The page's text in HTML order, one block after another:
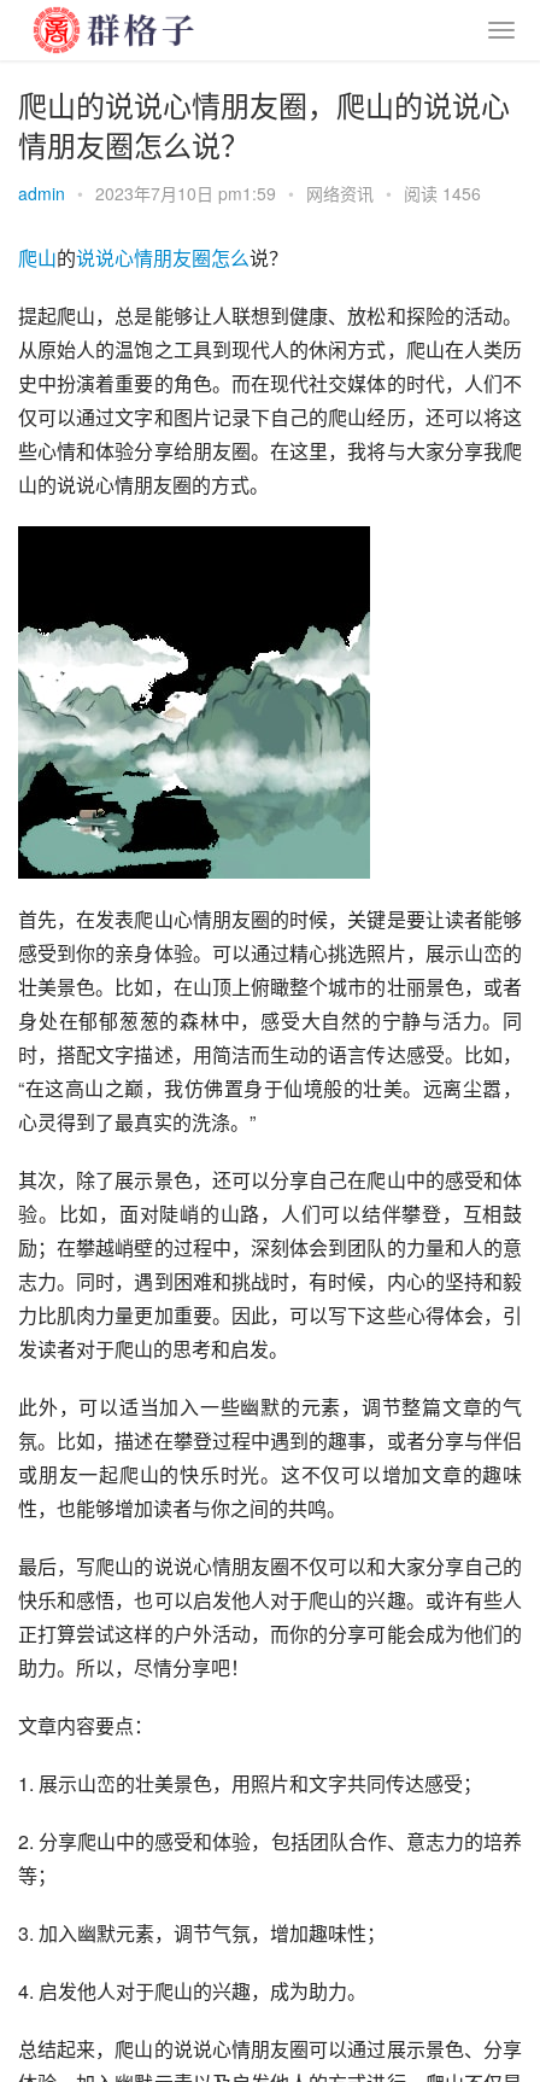
爬山的说说心情朋友圈，爬山的说说心
情朋友圈怎么说？
admin • 2023年7月10日 pm1:59 • 网络资讯 • 阅读 1456
爬山的说说心情朋友圈怎么说？
提起爬山，总是能够让人联想到健康、放松和探险的活动。
从原始人的温饱之工具到现代人的休闲方式，爬山在人类历
史中扮演着重要的角色。而在现代社交媒体的时代，人们不
仅可以通过文字和图片记录下自己的爬山经历，还可以将这
些心情和体验分享给朋友圈。在这里，我将与大家分享我爬
山的说说心情朋友圈的方式。
首先，在发表爬山心情朋友圈的时候，关键是要让读者能够
感受到你的亲身体验。可以通过精心挑选照片，展示山峦的
壮美景色。比如，在山顶上俯瞰整个城市的壮丽景色，或者
身处在郁郁葱葱的森林中，感受大自然的宁静与活力。同
时，搭配文字描述，用简洁而生动的语言传达感受。比如，
“在这高山之巅，我仿佛置身于仙境般的壮美。远离尘嚣，
心灵得到了最真实的洗涤。”
其次，除了展示景色，还可以分享自己在爬山中的感受和体
验。比如，面对陡峭的山路，人们可以结伴攀登，互相鼓
励；在攀越峭壁的过程中，深刻体会到团队的力量和人的意
志力。同时，遇到困难和挑战时，有时候，内心的坚持和毅
力比肌肉力量更加重要。因此，可以写下这些心得体会，引
发读者对于爬山的思考和启发。
此外，可以适当加入一些幽默的元素，调节整篇文章的气
氛。比如，描述在攀登过程中遇到的趣事，或者分享与伴侣
或朋友一起爬山的快乐时光。这不仅可以增加文章的趣味
性，也能够增加读者与你之间的共鸣。
最后，写爬山的说说心情朋友圈不仅可以和大家分享自己的
快乐和感悟，也可以启发他人对于爬山的兴趣。或许有些人
正打算尝试这样的户外活动，而你的分享可能会成为他们的
助力。所以，尽情分享吧！
文章内容要点：
1. 展示山峦的壮美景色，用照片和文字共同传达感受；
2. 分享爬山中的感受和体验，包括团队合作、意志力的培养
等；
3. 加入幽默元素，调节气氛，增加趣味性；
4. 启发他人对于爬山的兴趣，成为助力。
总结起来，爬山的说说心情朋友圈可以通过展示景色、分享